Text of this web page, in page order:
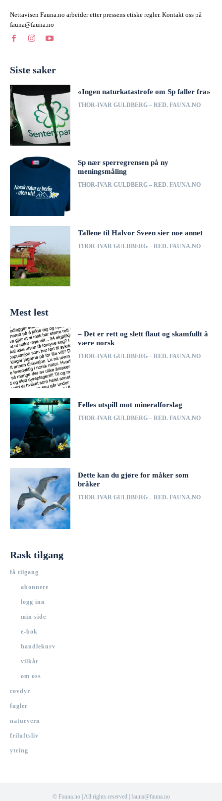
Nettavisen Fauna.no arbeider etter pressens etiske regler. Kontakt oss på
fauna@fauna.no
Siste saker
«Ingen naturkatastrofe om Sp faller fra»
THOR-IVAR GULDBERG – RED. FAUNA.NO
Sp nær sperregrensen på ny
meningsmåling
THOR-IVAR GULDBERG – RED. FAUNA.NO
Tallene til Halvor Sveen sier noe annet
THOR-IVAR GULDBERG – RED. FAUNA.NO
Mest lest
– Det er rett og slett flaut og skamfullt å
være norsk
THOR-IVAR GULDBERG – RED. FAUNA.NO
Felles utspill mot mineralforslag
THOR-IVAR GULDBERG – RED. FAUNA.NO
Dette kan du gjøre for måker som
bråker
THOR-IVAR GULDBERG – RED. FAUNA.NO
Rask tilgang
få tilgang
abonnere
logg inn
min side
e-bok
handlekurv
vilkår
om oss
rovdyr
fugler
naturvern
friluftsliv
ytring
© Fauna.no | All rights reserved | fauna@fauna.no